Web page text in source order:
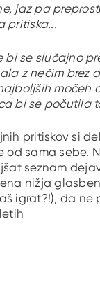
jaz pa
pritiska...
bi se slučajno
z nečim brez
močeh
bi se počutila
pritiskov si
od sama sebe.
seznam
nižja
igrat?!), da ne